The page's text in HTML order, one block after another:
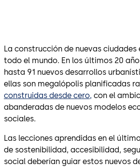
La construcción de nuevas ciudades
todo el mundo. En los últimos 20
hasta 91 nuevos desarrollos
ellas son megalópolis planificadas
construidas desde cero, con el
abanderadas de nuevos modelos
sociales.
Las lecciones aprendidas en el
de sostenibilidad, accesibilidad,
social deberían guiar estos nuevos